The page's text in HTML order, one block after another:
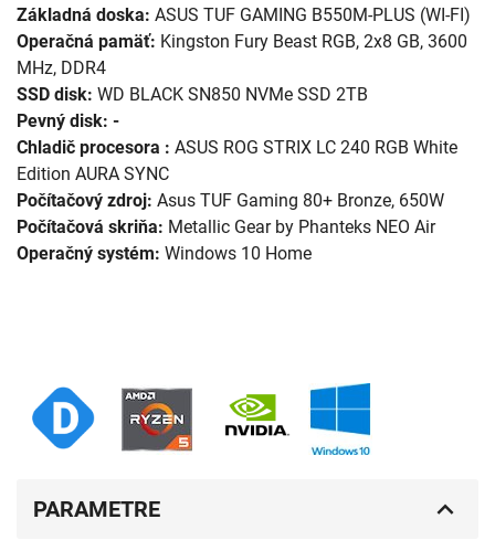
Základná doska: ASUS TUF GAMING B550M-PLUS (WI-FI)
Operačná pamäť: Kingston Fury Beast RGB, 2x8 GB, 3600
MHz, DDR4
SSD disk: WD BLACK SN850 NVMe SSD 2TB
Pevný disk: -
Chladič procesora : ASUS ROG STRIX LC 240 RGB White
Edition AURA SYNC
Počítačový zdroj: Asus TUF Gaming 80+ Bronze, 650W
Počítačová skriňa: Metallic Gear by Phanteks NEO Air
Operačný systém: Windows 10 Home
PARAMETRE